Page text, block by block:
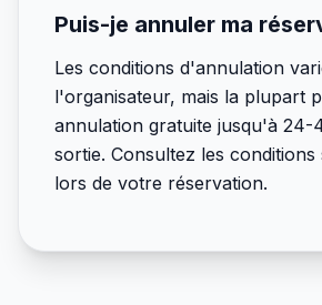
Puis-je annuler ma
Les conditions d'annulation
l'organisateur, mais la plupart
annulation gratuite jusqu'à 24-
sortie. Consultez les conditions
lors de votre réservation.